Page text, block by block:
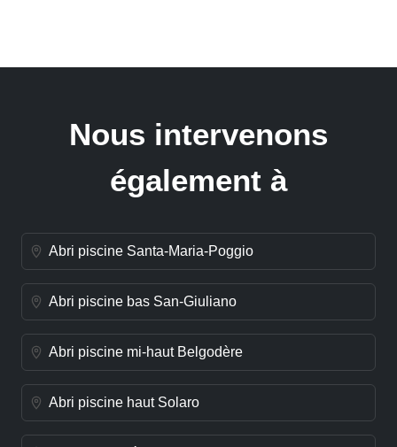
Nous intervenons
également à
Abri piscine Santa-Maria-Poggio
Abri piscine bas San-Giuliano
Abri piscine mi-haut Belgodère
Abri piscine haut Solaro